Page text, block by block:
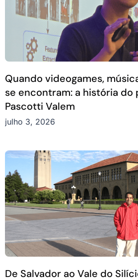
Quando videogames,
se encontram: a história do
Pascotti Valem
julho 3, 2026
De Salvador ao Vale do